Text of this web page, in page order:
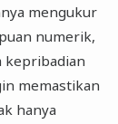
mengukur
numerik,
kepribadian
memastikan
hanya